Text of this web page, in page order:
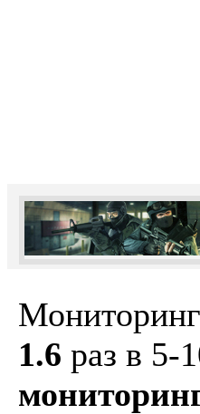
1.6 раз в 5-